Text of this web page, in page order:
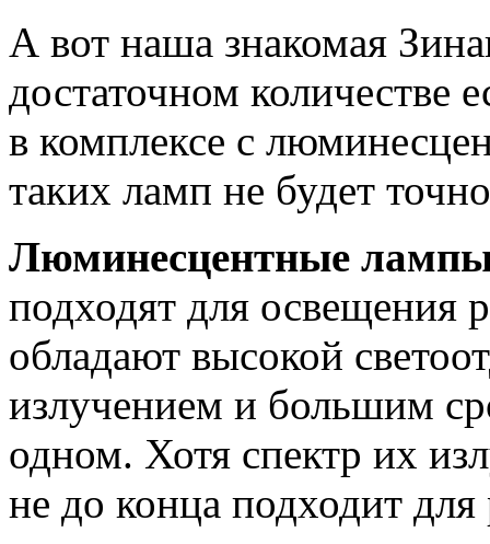
А вот наша знакомая
достаточном количестве
в комплексе с
таких ламп не будет
Люминесцентные
подходят для освещения
обладают высокой
излучением и большим
одном. Хотя спектр их
не до конца подходит для